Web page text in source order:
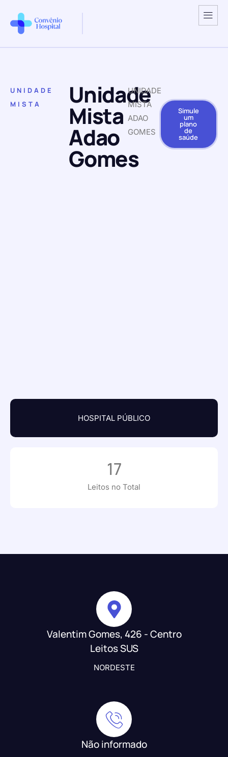
UNIDADE
MISTA
Unidade
Mista
Adao
Gomes
UNIDADE
MISTA
ADAO
GOMES
Simule
um
plano
de
saúde
HOSPITAL PÚBLICO
Leitos no Total
17
Valentim Gomes, 426 - Centro
Leitos SUS
NORDESTE
Não informado